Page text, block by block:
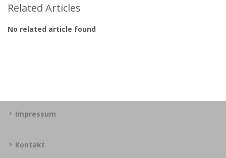
Related Articles
No related article found
Impressum
Kontakt